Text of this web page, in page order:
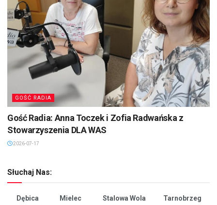
GOŚĆ RADIA
Gość Radia: Anna Toczek i Zofia Radwańska z
Stowarzyszenia DLA WAS
2026-07-17
Słuchaj Nas:
Dębica Mielec Stalowa Wola
Tarnobrzeg